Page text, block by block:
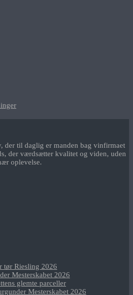
der til daglig er manden bag vinfirmaet
der værdsætter kvalitet og viden, uden
oplevelse.
tør Riesling 2026
Mesterskabet 2026
glemte parceller
Mesterskabet 2026